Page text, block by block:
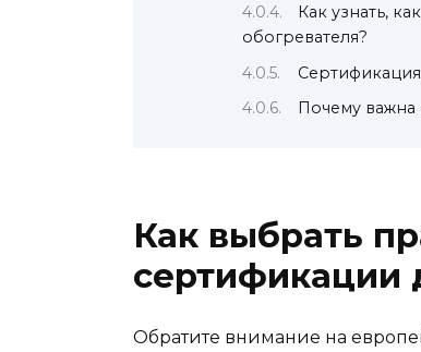
Как узнать,
обогревателя?
Почему важна
Как выбрать
сертификации
Обратите внимание на